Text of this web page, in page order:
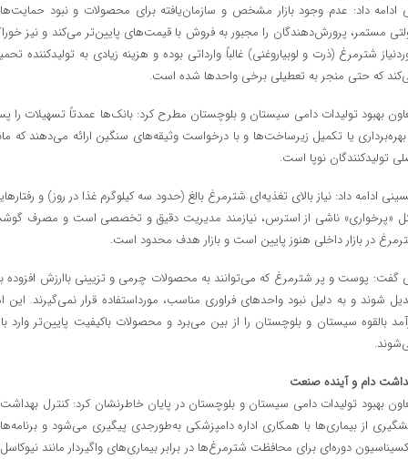
ادامه داد: عدم وجود بازار مشخص و سازمان‌یافته برای محصولات و نبود
مستمر، پرورش‌دهندگان را مجبور به فروش با قیمت‌های پایین‌تر می‌کند و نیز
شترمرغ (ذرت و لوبیاروغنی) غالباً وارداتی بوده و هزینه زیادی به تولیدکننده
که حتی منجر به تعطیلی برخی واحدها شده است.
بهبود تولیدات دامی سیستان و بلوچستان مطرح کرد: بانک‌ها عمدتاً تسهیلات را
بهره‌برداری یا تکمیل زیرساخت‌ها و با درخواست وثیقه‌های سنگین ارائه می‌دهند که
تولیدکنندگان نوپا است.
ادامه داد: نیاز بالای تغذیه‌ای شترمرغ بالغ (حدود سه کیلوگرم غذا در روز) و
«پرخواری» ناشی از استرس، نیازمند مدیریت دقیق و تخصصی است و مصرف
در بازار داخلی هنوز پایین است و بازار هدف محدود است.
گفت: پوست و پر شترمرغ که می‌توانند به محصولات چرمی و تزیینی باارزش افزوده
شوند و به دلیل نبود واحدهای فراوری مناسب، مورداستفاده قرار نمی‌گیرند. این
بالقوه سیستان و بلوچستان را از بین می‌برد و محصولات باکیفیت پایین‌تر وارد
دام و آینده صنعت
بهبود تولیدات دامی سیستان و بلوچستان در پایان خاطرنشان کرد: کنترل
از بیماری‌ها با همکاری اداره دامپزشکی به‌طورجدی پیگیری می‌شود و
دوره‌ای برای محافظت شترمرغ‌ها در برابر بیماری‌های واگیردار مانند